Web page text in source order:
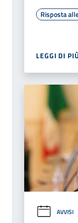
Risposta
LEGGI DI
AVVISI